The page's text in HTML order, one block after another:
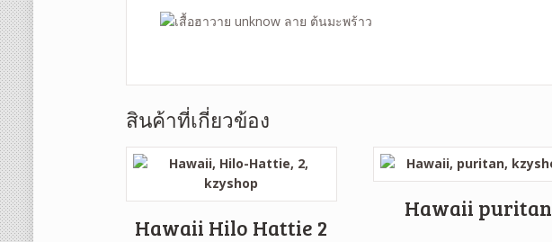
สินค้าที่เกี่ยวข้อง
Hawaii Hilo Hattie 2
Hawaii puritan